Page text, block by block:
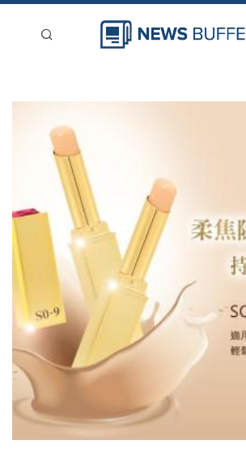
登入
刊登